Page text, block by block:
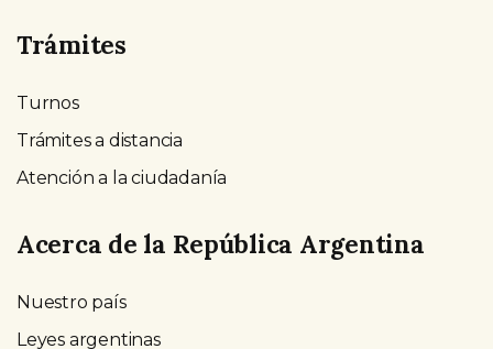
Trámites
Turnos
Trámites a distancia
Atención a la ciudadanía
Acerca de la República Argentina
Nuestro país
Leyes argentinas